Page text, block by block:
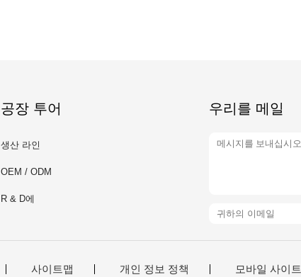
공장 투어
생산 라인
OEM / ODM
R & D에
우리를 메일
사이트맵 개인 정보 정책 모바일 사이트